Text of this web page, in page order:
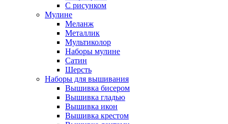
С рисунком
Мулине
Меланж
Металлик
Мультиколор
Наборы мулине
Сатин
Шерсть
Наборы для вышивания
Вышивка бисером
Вышивка гладью
Вышивка икон
Вышивка крестом